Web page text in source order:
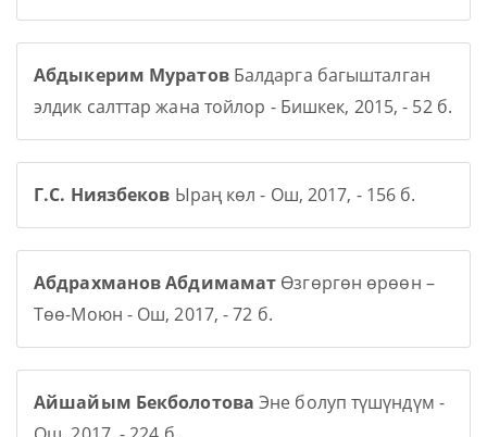
Абдыкерим МуратовБалдарга багышталган
элдик салттар жана тойлор - Бишкек, 2015, - 52 б.
Г.С. Ниязбеков Ыраң көл - Ош, 2017, - 156 б.
Абдрахманов Абдимамат Өзгөргөн өрөөн –
Төө-Моюн - Ош, 2017, - 72 б.
Айшайым Бекболотова Эне болуп түшүндүм -